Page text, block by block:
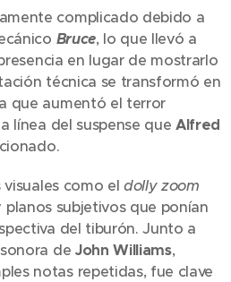
complicado debido a
Bruce, lo que llevó a
en lugar de mostrarlo
técnica se transformó en
que aumentó el terror
línea del suspense que Alfred
visuales como el dolly zoom
planos subjetivos que ponían
del tiburón. Junto a
de John Williams,
notas repetidas, fue clave